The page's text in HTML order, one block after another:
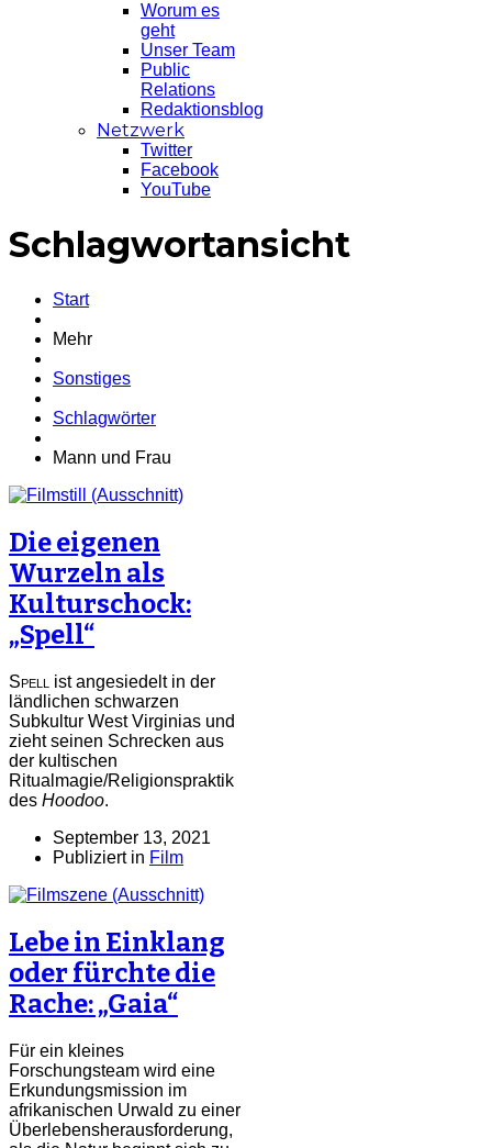
Worum es
geht
Unser Team
Public
Relations
Redaktionsblog
Netzwerk
Twitter
Facebook
YouTube
Schlagwortansicht
Start
Mehr
Sonstiges
Schlagwörter
Mann und Frau
Die eigenen
Wurzeln als
Kulturschock:
„Spell“
Spell ist angesiedelt in der
ländlichen schwarzen
Subkultur West Virginias und
zieht seinen Schrecken aus
der kultischen
Ritualmagie/Religionspraktik
des Hoodoo.
September 13, 2021
Publiziert in Film
Lebe in Einklang
oder fürchte die
Rache: „Gaia“
Für ein kleines
Forschungsteam wird eine
Erkundungsmission im
afrikanischen Urwald zu einer
Überlebensherausforderung,